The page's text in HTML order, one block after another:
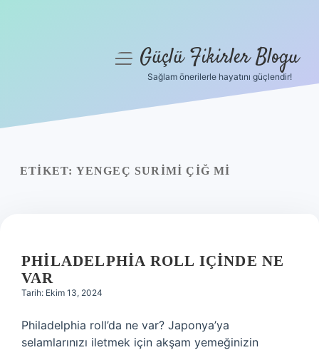
Yasal Uyarı
menüyüGüçlü Fikirler Blogu
Sağlam önerilerle hayatını güçlendir!
ETIKET: YENGEÇ SURIMI ÇIĞ MI
PHILADELPHIA ROLL IÇINDE NE
VAR
Tarih: Ekim 13, 2024
Philadelphia roll’da ne var? Japonya’ya
selamlarınızı iletmek için akşam yemeğinizin